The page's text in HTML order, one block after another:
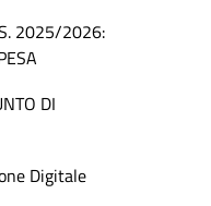
2025/2026:
DI
Digitale